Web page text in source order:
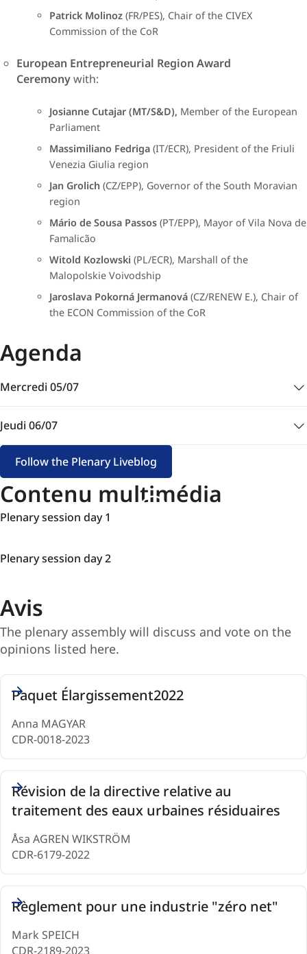
Patrick Molinoz (FR/PES), Chair of the CIVEX
Commission of the CoR
​European Entrepreneurial Region Award
Ceremonywith:
Josianne Cutajar (MT/S&D), Member of the European
Parliament
Massimiliano Fedriga (IT/ECR), President of the Friuli
Venezia Giulia region
Jan Grolich (CZ/EPP), Governor of the South Moravian
region
Mário de Sousa Passos (PT/EPP), Mayor of Vila Nova de
Famalicão
Witold Kozlowski (PL/ECR), Marshall of the
Malopolskie Voivodship
Jaroslava Pokorná Jermanová (CZ/RENEW E.), Chair of
the ECON Commission of the CoR
Agenda
Mercredi 05/07
Jeudi 06/07
Follow the Plenary Liveblog
Contenu multimédia
Plenary
1
Plenary session day 1
Plenary
2
Plenary session day 2
Avis
The plenary assembly will discuss and vote on the
opinions listed here.
Opinions
(8)
Paquet Élargissement2022
Anna MAGYAR
CDR-0018-2023
Révision de la directive relative au
traitement des eaux urbaines résiduaires
Åsa AGREN WIKSTRÖM
CDR-6179-2022
Règlement pour une industrie "zéro net"
Mark SPEICH
CDR-2189-2023